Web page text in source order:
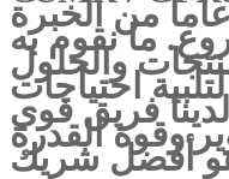
أكثر من 20 عاما من الخبرة
ما نقوم به
والحلول
احتياجات
فريق قوي
وقوة القدرة